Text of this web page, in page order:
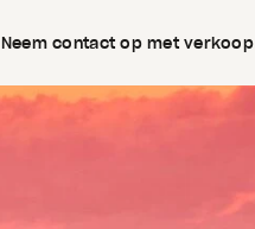
Neem contact op met verkoop